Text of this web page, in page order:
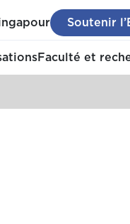
Soutenir
Faculté et